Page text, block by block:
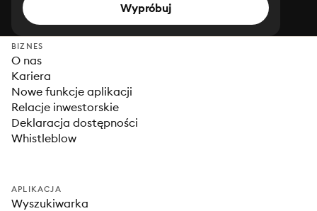
Wypróbuj
BIZNES
O nas
Kariera
Nowe funkcje aplikacji
Relacje inwestorskie
Deklaracja dostępności
Whistleblow
APLIKACJA
Wyszukiwarka